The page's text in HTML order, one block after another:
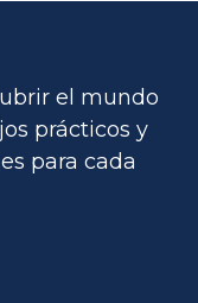
el mundo
prácticos y
para cada